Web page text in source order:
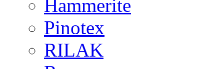
Hammerite
Pinotex
RILAK